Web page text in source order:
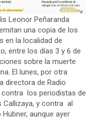
Leonor Peñaranda
una copia de los
en la localidad de
entre los días 3 y 6 de
sobre la muerte
El lunes, por otra
de Radio
contra los periodistas de
Callizaya, y contra al
aunque ayer